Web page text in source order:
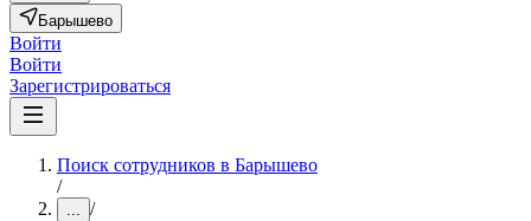
Барышево
Войти
Войти
Зарегистрироваться
Поиск сотрудников в Барышево
/
... /